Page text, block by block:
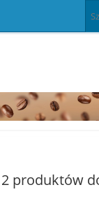
2 produktów